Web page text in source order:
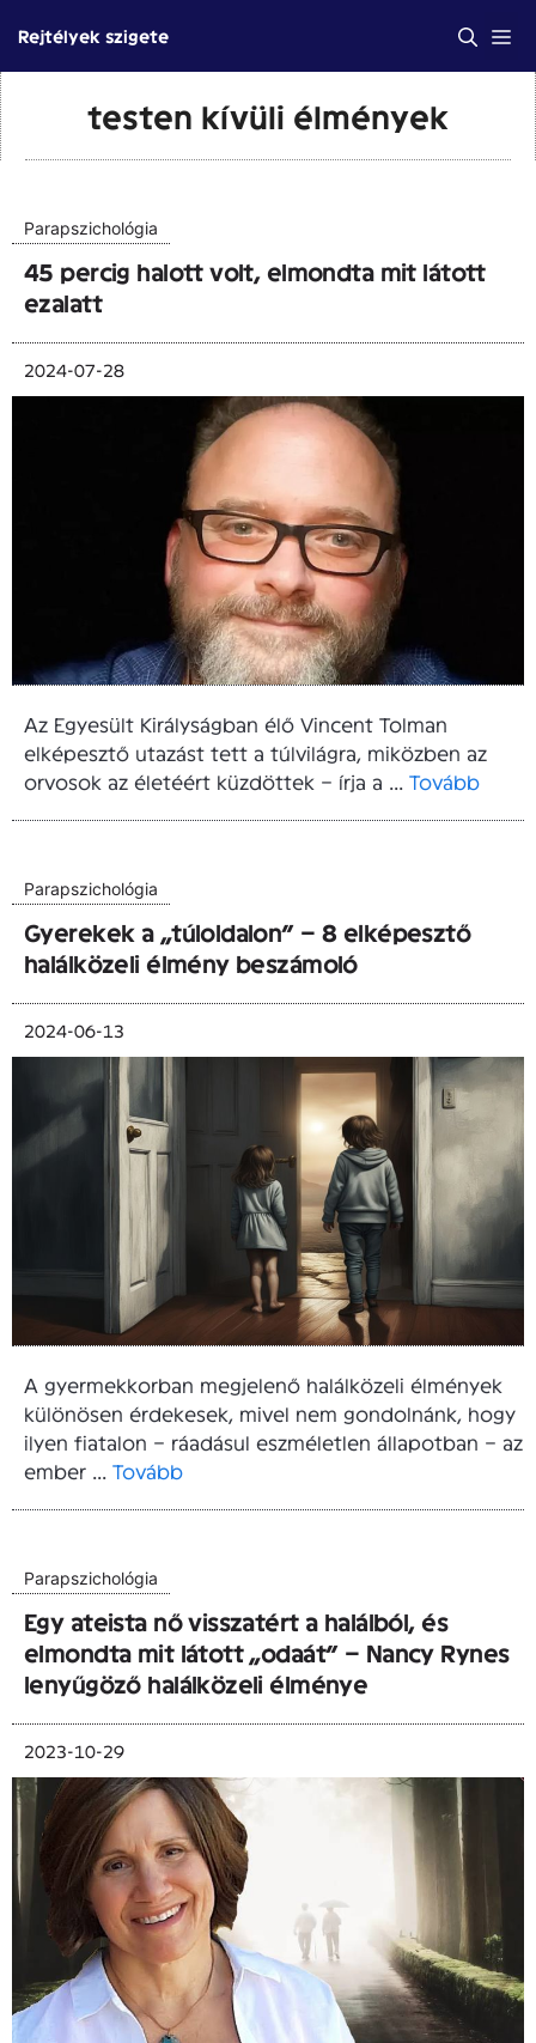
tartalomba
Rejtélyek szigete
testen kívüli élmények
Parapszichológia
45 percig halott volt, elmondta mit látott
ezalatt
2024-07-28
Az Egyesült Királyságban élő Vincent Tolman
elképesztő utazást tett a túlvilágra, miközben az
orvosok az életéért küzdöttek – írja a ... Tovább
Parapszichológia
Gyerekek a „túloldalon” – 8 elképesztő
halálközeli élmény beszámoló
2024-06-13
A gyermekkorban megjelenő halálközeli élmények
különösen érdekesek, mivel nem gondolnánk, hogy
ilyen fiatalon – ráadásul eszméletlen állapotban – az
ember ... Tovább
Parapszichológia
Egy ateista nő visszatért a halálból, és
elmondta mit látott „odaát” – Nancy Rynes
lenyűgöző halálközeli élménye
2023-10-29